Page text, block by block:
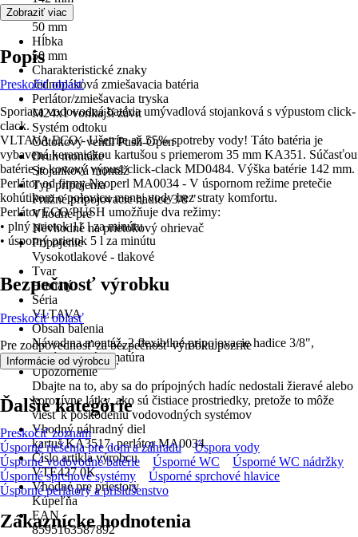
Šírka
50 mm
Hĺbka
50 mm
Charakteristické znaky
Jednopáková zmiešavacia batéria
Perlátor/zmiešavacia tryska
M24x1 vonkajší závit
Systém odtoku
Odtokový ventil Push-Open
Druh montáže
Stojanková montáž
Typ pripojenia
Pružné pripojovacie hadice 3/8 "
Vhodné pre
Nevhodné na prietokový ohrievač
Pripojenie
Vysokotlakové - tlakové
Tvar
Hranatý
Séria
VLTAVA
Obsah balenia
Návod na montáž, 2 flexibilné pripojovacie hadice 3/8",
Umývadlová armatúra
Upozornenie
Dbajte na to, aby sa do prípojných hadíc nedostali žieravé alebo
korozívne látky, ako sú čistiace prostriedky, pretože to môže
viesť k poškodeniu vodovodných systémov
Vhodný náhradný diel
kartuš KA3517, perlátor MA0034
Číslo artikla výrobcu
VTE427.0K
Vhodné pre priestory
Kúpeľňa
EAN
8595163587892
Zobraziť viac
Popis
Preskočiť oblasť
Sporiaca vodovodná batéria umývadlová stojanková s výpustom click-
clack.
VLTAVA ECO - Ušetríte až 55% spotreby vody! Táto batéria je
vybavená keramickou kartušou s priemerom 35 mm KA351. Súčasťou
batérie je kovový výpust click-clack MD0484. Výška batérie 142 mm.
Perlátor od firmy Neoperl MA0034 - V úspornom režime pretečie
kohútikom o polovicu menej vody bez straty komfortu.
Perlátor ECO PUSH umožňuje dva režimy:
• plný prietok 11 l za minútu
• úsporný prietok 5 l za minútu
Bezpečnosť výrobku
Preskočiť oblasť
Pre zodpovednosť za bezpečnosť výrobku pozrite
Informácie od výrobcu .
Ďalšie kategórie
Preskočiť zoznam
Úsporné riešenia pre dom a záhradu
Úspora vody
Úsporné vodovodné batérie
Úsporné WC
Úsporné WC nádržky
Úsporné sprchové systémy
Úsporné sprchové hlavice
Úsporné perlátory a príslušenstvo
Zákaznícke hodnotenia